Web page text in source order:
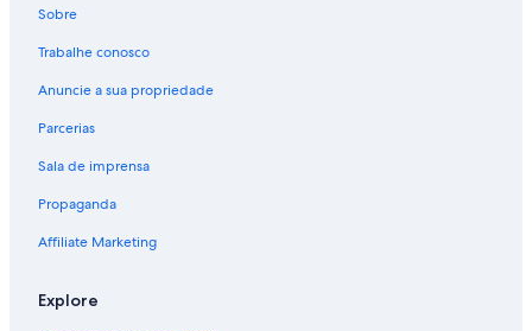
Sobre
Trabalhe conosco
Anuncie a sua propriedade
Parcerias
Sala de imprensa
Propaganda
Affiliate Marketing
Explore